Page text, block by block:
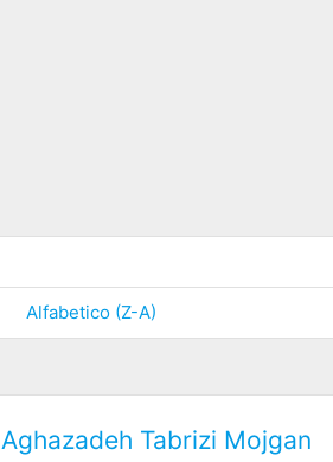
Alfabetico (Z-A)
Aghazadeh Tabrizi Mojgan